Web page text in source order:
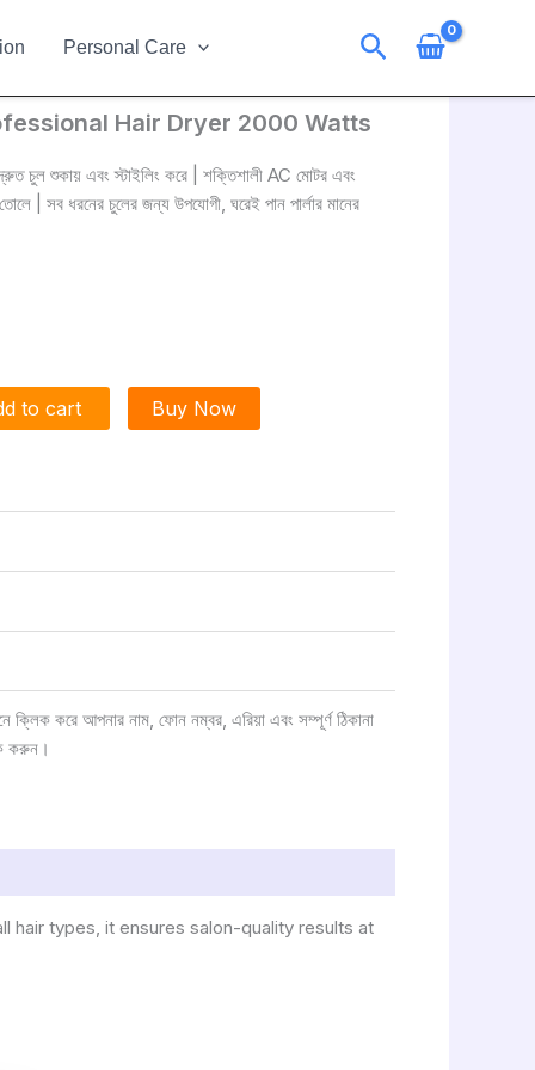
Personal Care Search
Hair Dryer 2000 Watts
চুল শুকায় এবং স্টাইলিং করে | শক্তিশালী AC মোটর এবং
| সব ধরনের চুলের জন্য উপযোগী, ঘরেই পান পার্লার মানের
to cart Buy Now
করে আপনার নাম, ফোন নম্বর, এরিয়া এবং সম্পূর্ণ ঠিকানা
করুন।
types, it ensures salon-quality results at